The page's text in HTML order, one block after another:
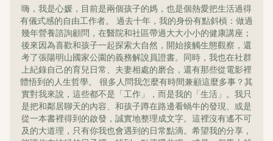
嗨，我是心媛，目前是兩個孩子的媽，也是個熱愛把生活過得
有儀式感的自由工作者。 過去十年，我的身份有點斜槓：做過
幾年營養諮詢顧問，在醫院和社區帶過大大小小的健康講座；
後來因為喜歡和孩子一起探索大自然，開始接觸生態觀察，還
考了張陽明山國家公園的義務解說員證書。同時，我也在社群
上紀錄自己的育兒日常、夫妻相處的磨合，還有那些從電影裡
體悟到的人生哲學。 很多人問我怎麼有時間兼顧這麼多事？其
實對我來說，這些都不是「工作」，而是我的「生活」。我只
是把和鄰居聊天的內容、和孩子蹲在路邊看蝸牛的發現、或是
從一本書裡得到的啟發，誠實地整理成文字。這裡沒有遙不可
及的大道理，只有你我也會遇到的日常點滴。希望我的分享，